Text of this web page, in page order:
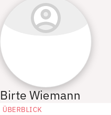
Birte Wiemann
ÜBERBLICK